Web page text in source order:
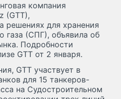
компания
(GTT),
решениях для хранения
газа (СПГ), объявила об
Подробности
GTT от 2 января.
GTT участвует в
для 15 танкеров-
на Судостроительном